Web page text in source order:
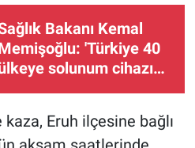
Bakanı Kemal
'Türkiye 40
solunum cihazı
Eruh ilçesine bağlı